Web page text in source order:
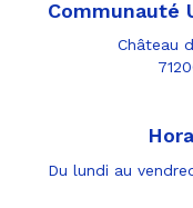
Communauté
Château
Du lundi au